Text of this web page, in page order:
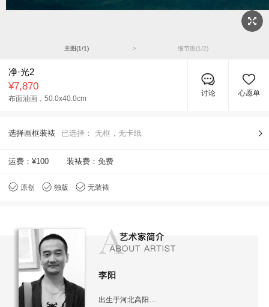
主图(1/1) > 细节图(1/2)
净·光2
¥7,870
布面油画， 50.0x40.0cm
讨论 心愿单
选择画框装裱 已选择： 无框，无卡纸
运费： ¥100 装裱费：免费
原创 独版 无装裱
李阳
出生于河北高阳